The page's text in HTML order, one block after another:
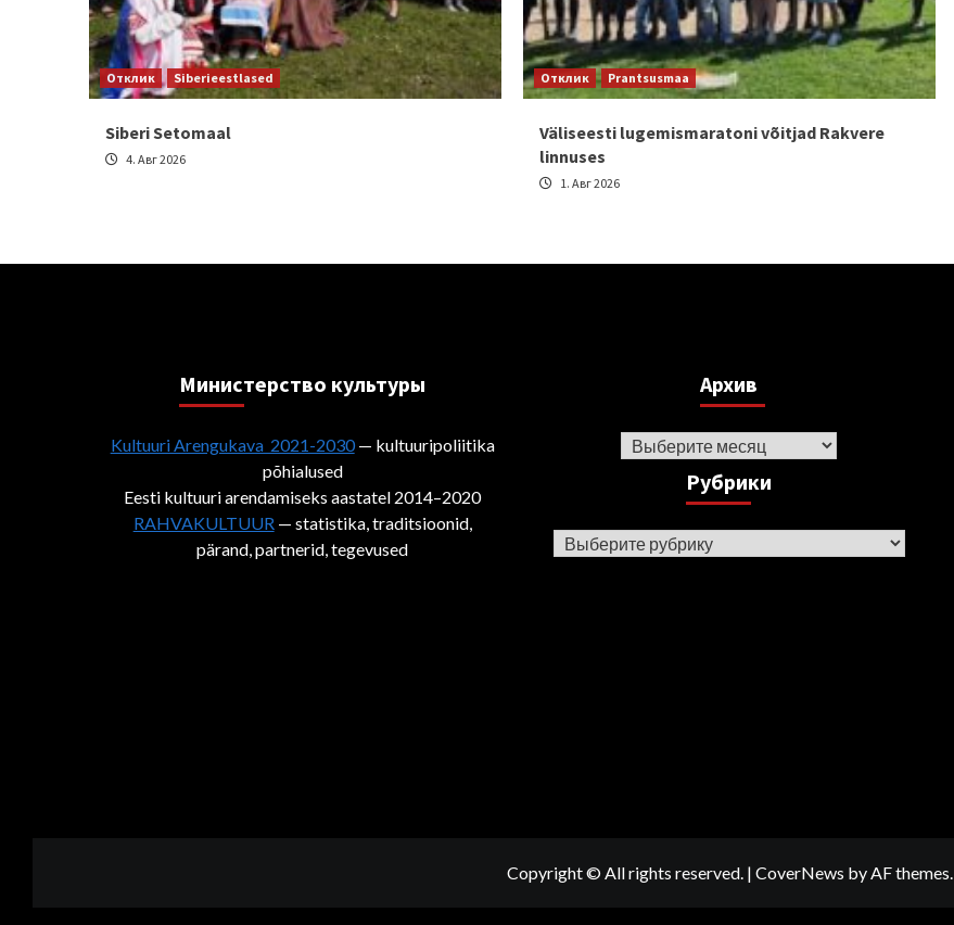
Отклик Siberieestlased
Siberi Setomaal
4. Авг 2026
Отклик Prantsusmaa
Väliseesti lugemismaratoni võitjad Rakvere
linnuses
1. Авг 2026
Министерствo культуры
Kultuuri Arengukava 2021-2030— kultuuripoliitika
põhialused
Eesti kultuuri arendamiseks aastatel 2014–2020
RAHVAKULTUUR— statistika, traditsioonid,
pärand, partnerid, tegevused
Архив
Архив
Рубрики
Рубрики
Copyright © All rights reserved. | CoverNews by AF themes.